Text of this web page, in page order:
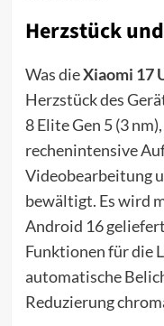
Herzstück
Was dieXiaomi 17
Herzstück des
8 Elite Gen 5 (3
rechenintensive
Videobearbeitung
bewältigt. Es wird
Android 16
Funktionen für die
automatische
Reduzierung